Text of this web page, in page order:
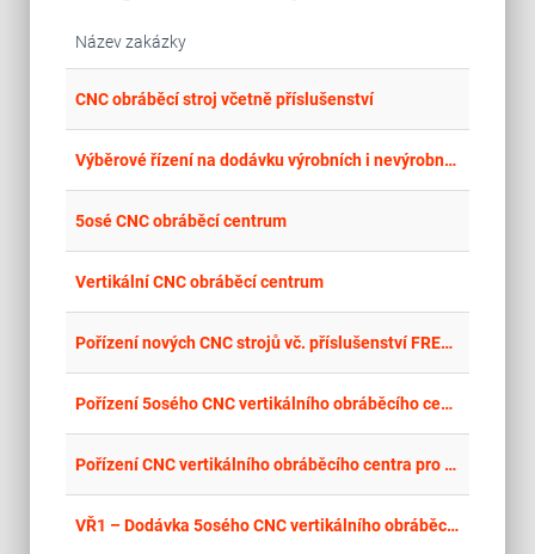
Název zakázky
CNC obráběcí stroj včetně příslušenství
Výběrové řízení na dodávku výrobních i nevýrobních technologií pro společnost SOZAP OPAVA s.r.o.
5osé CNC obráběcí centrum
Vertikální CNC obráběcí centrum
Pořízení nových CNC strojů vč. příslušenství FRESO comp, s.r.o.
Pořízení 5osého CNC vertikálního obráběcího centra
Pořízení CNC vertikálního obráběcího centra pro GREWIS, s.r.o.
VŘ1 – Dodávka 5osého CNC vertikálního obráběcího centra ve společnosti AB Metal Technologies s.r.o.